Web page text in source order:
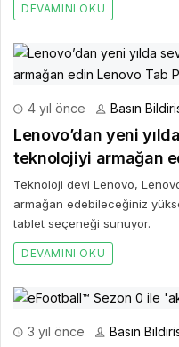
DEVAMINI OKU
4 yıl önce Basın
Lenovo’dan yeni
teknolojiyi armağan
Teknoloji devi Lenovo,
armağan edebileceğiniz
tablet seçeneği sunuyor.
DEVAMINI OKU
3 yıl önce Basın